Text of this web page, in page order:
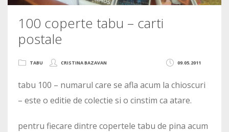
100 coperte tabu – carti
postale
09.05.2011
TABU CRISTINA BAZAVAN
tabu 100 – numarul care se afla acum la chioscuri
– este o editie de colectie si o cinstim ca atare.
pentru fiecare dintre copertele tabu de pina acum